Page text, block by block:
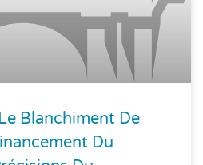
Blanchiment De
Du